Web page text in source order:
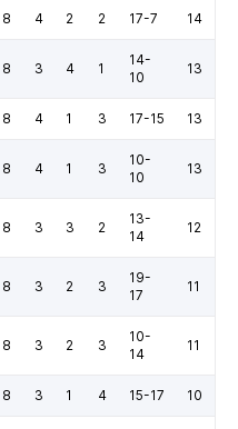
8 4 2 2 17-7 14
8 3 4 1
14-
10
13
8 4 1 3 17-15 13
8 4 1 3
10-
10
13
8 3 3 2
13-
14
12
8 3 2 3
19-
17
11
8 3 2 3
10-
14
11
8 3 1 4 15-17 10